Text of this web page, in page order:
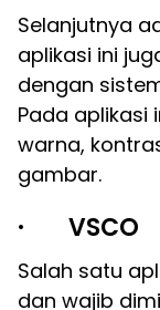
Selanjutnya
aplikasi ini
dengan
Pada aplikasi
warna,
gambar.
· VSCO
Salah satu
dan wajib